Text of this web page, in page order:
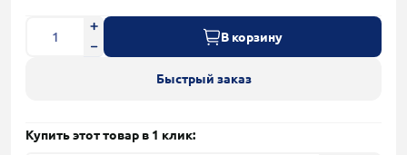
В корзину
Быстрый заказ
Купить этот товар в 1 клик: